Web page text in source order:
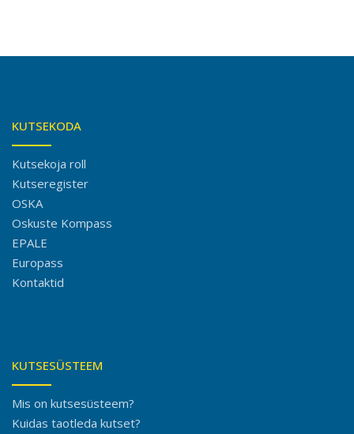
KUTSEKODA
Kutsekoja roll
Kutseregister
OSKA
Oskuste Kompass
EPALE
Europass
Kontaktid
KUTSESÜSTEEM
Mis on kutsesüsteem?
Kuidas taotleda kutset?